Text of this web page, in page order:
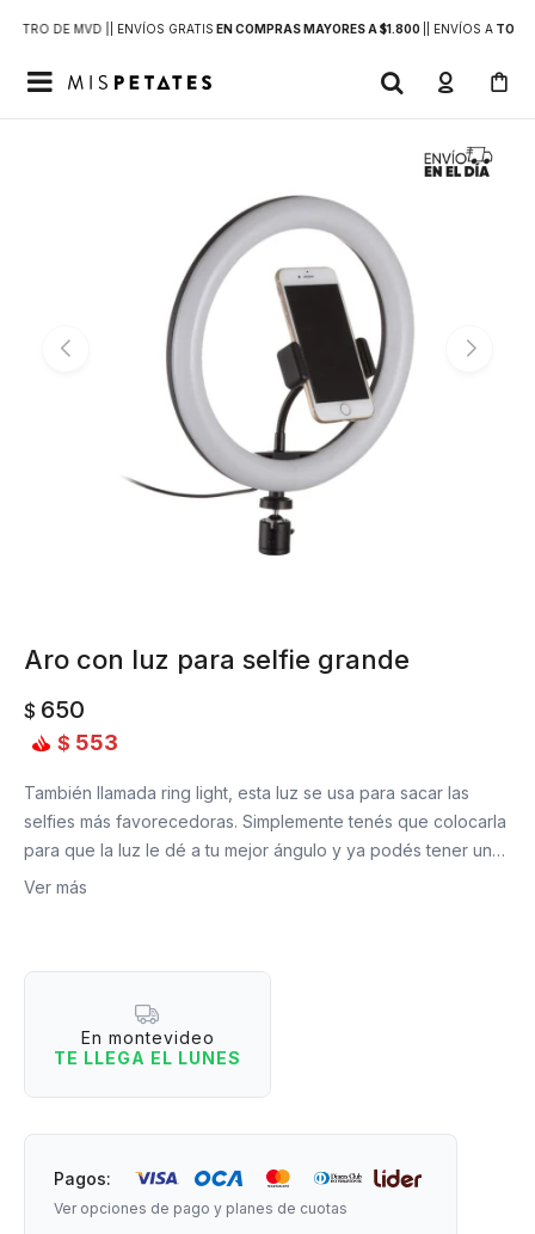
DE MVD | | ENVÍOS GRATIS EN COMPRAS MAYORES A $1.800 | ENVÍOS ATODO

Aro con luz para selfie grande
$ 650
$ 553
También llamada ring light, esta luz se usa para sacar las
selfies más favorecedoras. Simplemente tenés que colocarla
para que la luz le dé a tu mejor ángulo y ya podés tener una
foto semi profesional Además, trae 7 opciones colores para
Medidas (con su soporte): 45 x 26 cm
Ver más
En montevideo
TE LLEGA EL LUNES
Pagos:
Ver opciones de pago y planes de cuotas